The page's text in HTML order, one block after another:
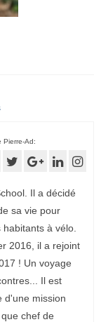
Pierre-Ad:
Il a décidé
sa vie pour
à vélo.
2016, il a rejoint
! Un voyage
Il est
d'une mission
chef de